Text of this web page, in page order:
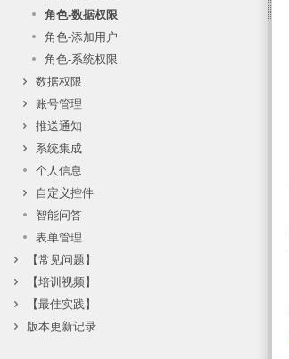
角色-数据权限
角色-添加用户
角色-系统权限
数据权限
账号管理
推送通知
系统集成
个人信息
自定义控件
智能问答
表单管理
【常见问题】
【培训视频】
【最佳实践】
版本更新记录